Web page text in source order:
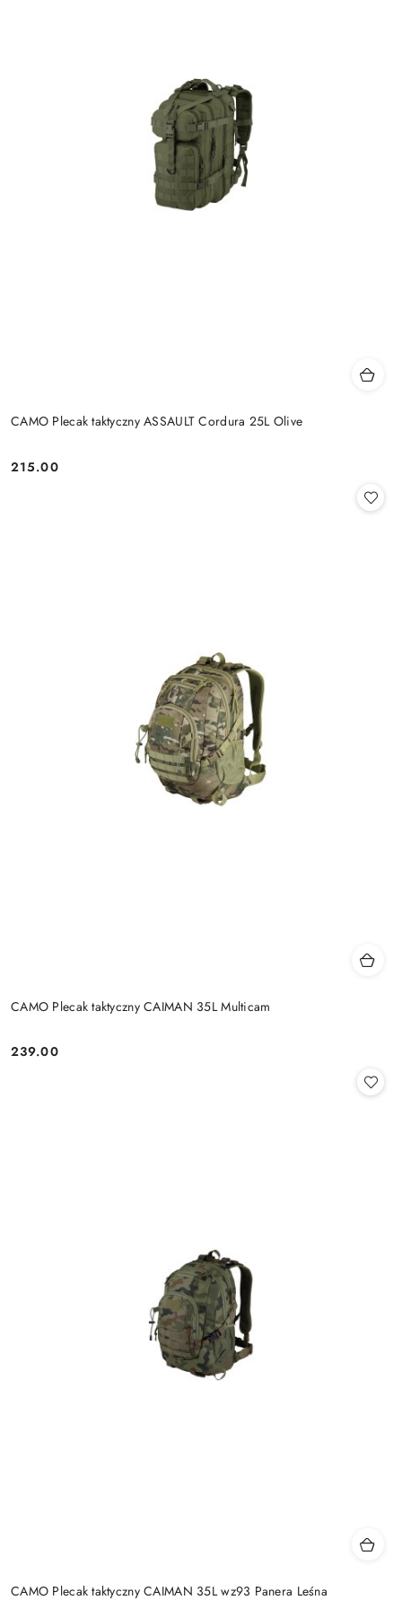
CAMO Plecak taktyczny ASSAULT Cordura 25L Olive
Cena:
215.00
CAMO Plecak taktyczny CAIMAN 35L Multicam
Cena:
239.00
CAMO Plecak taktyczny CAIMAN 35L wz93 Panera Leśna